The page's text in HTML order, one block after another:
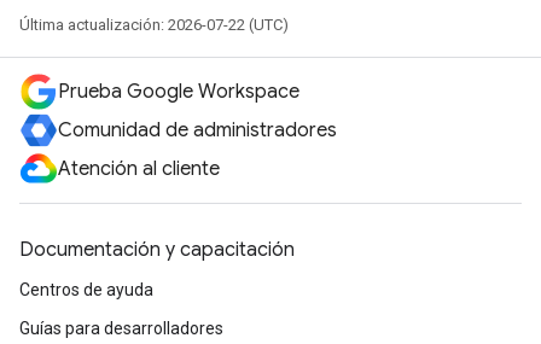
Última actualización: 2026-07-22 (UTC)
Prueba Google Workspace
Comunidad de administradores
Atención al cliente
Documentación y capacitación
Centros de ayuda
Guías para desarrolladores